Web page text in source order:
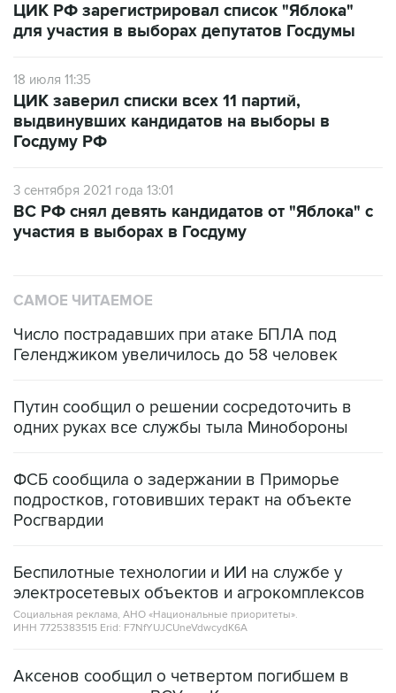
ЦИК РФ зарегистрировал список "Яблока"
для участия в выборах депутатов Госдумы
18 июля 11:35
ЦИК заверил списки всех 11 партий,
выдвинувших кандидатов на выборы в
Госдуму РФ
3 сентября 2021 года 13:01
ВС РФ снял девять кандидатов от "Яблока" с
участия в выборах в Госдуму
САМОЕ ЧИТАЕМОЕ
Число пострадавших при атаке БПЛА под
Геленджиком увеличилось до 58 человек
Путин сообщил о решении сосредоточить в
одних руках все службы тыла Минобороны
ФСБ сообщила о задержании в Приморье
подростков, готовивших теракт на объекте
Росгвардии
Беспилотные технологии и ИИ на службе у
электросетевых объектов и агрокомплексов
Социальная реклама, АНО «Национальные приоритеты».
ИНН 7725383515 Erid: F7NfYUJCUneVdwcydK6A
Аксенов сообщил о четвертом погибшем в